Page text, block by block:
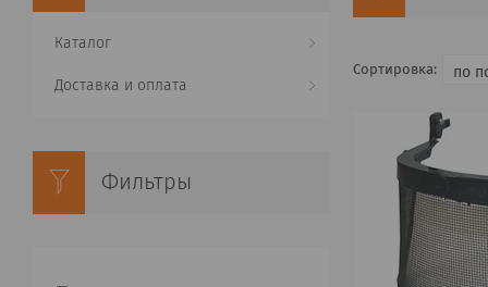
Каталог
Доставка и оплата
Фильтры